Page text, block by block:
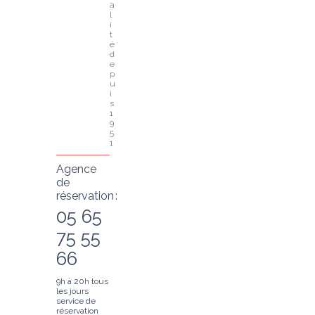
a
l
i
t
é
d
e
p
u
i
s
1
9
5
1
Agence
de
réservation :
05 65
75 55
66
9h à 20h tous
les jours
service de
réservation